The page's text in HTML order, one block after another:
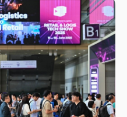
Demo to Real-World
휴머노이드 산업이 '머리와 몸이
붙인 이름은 '디지털 드림(Digital
엇이든 해내는 것처럼 보이지만
발이 엉킨다. 세계에서 가장 많이
의 화려한 데모를 자랑하는 대신
회사다. 왕싱싱이 대학 재학
고, 2016년 졸업 직후 유니트리
직원 700여 명과 공장 인력